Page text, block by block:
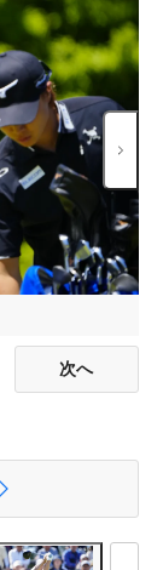
次へ